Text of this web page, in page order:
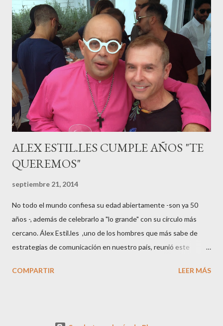
haciéndole padre de un precioso niño. Marta ha sido toda una
campeona, durante los primeros 3 meses de embarazo tuvo que
guardar reposo debido a un síndrome llamado
“hiperemesisgravídica”.Pasados los meses fatídicos de
gestación Marta tiró adelante con el embarazo, ahora es una
mamá feliz. Otro de los modelos que ha sido padre este año ha
sido el madrileño, Emilio Flores , el top que desfiló en las mejores
pasarelas ...
ALEX ESTIL.LES CUMPLE AÑOS "TE
QUEREMOS"
septiembre 21, 2014
No todo el mundo confiesa su edad abiertamente -son ya 50
años -, además de celebrarlo a "lo grande" con su círculo más
cercano. Álex Estil.les ,uno de los hombres que más sabe de
estrategias de comunicación en nuestro país, reunió este
colaboradores y amigos que a lo largo de su vida profesional han
COMPARTIR LEER MÁS